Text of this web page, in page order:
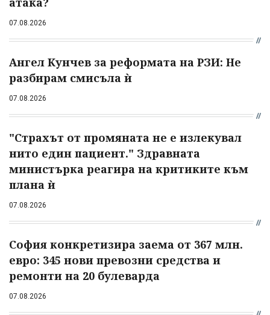
07.08.2026
Ангел Кунчев за реформата на РЗИ: Не
разбирам смисъла ѝ
07.08.2026
"Страхът от промяната не е излекувал
нито един пациент." Здравната
министърка реагира на критиките към
плана ѝ
07.08.2026
София конкретизира заема от 367 млн.
евро: 345 нови превозни средства и
ремонти на 20 булеварда
07.08.2026